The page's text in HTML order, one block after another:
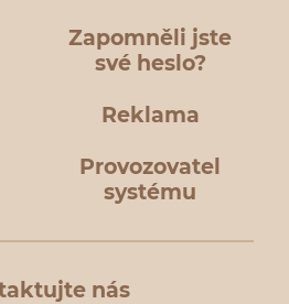
Zapomněli jste
své heslo?
Reklama
Provozovatel
systému
nás